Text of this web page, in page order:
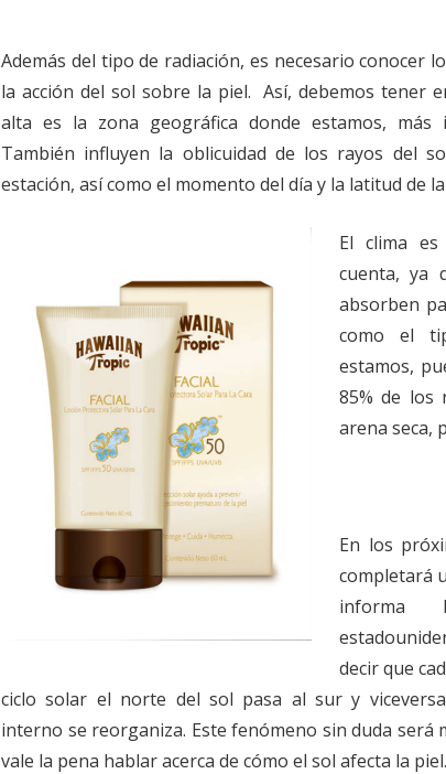
Además del tipo de radiación, es necesario conocer
la acción del sol sobre la piel. Así, debemos tener
alta es la zona geográfica donde estamos, más
También influyen la oblicuidad de los rayos del
estación, así como el momento del día y la latitud de
El clima
cuenta, ya
absorben
como el
estamos,
85% de los
arena seca,
En los
completará
informa
decir que
ciclo solar el norte del sol pasa al sur y
interno se reorganiza. Este fenómeno sin duda será
vale la pena hablar acerca de cómo el sol afecta la piel.